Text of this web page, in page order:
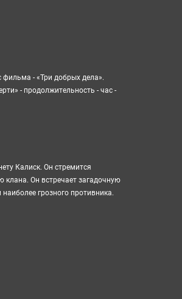
фильма - «Три добрых дела».
» - продолжительность - час -
Калиск. Он стремится
клана. Он встречает загадочную
грозного противника.